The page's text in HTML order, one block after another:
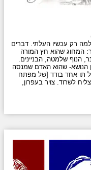
רק עכשיו העלתי. דברים
המחוג שהוא חץ המורה
7. העין, הנר, הנוף שלמטה, הבניינים.
הנושא- שהוא האדם שמנסה
תו אחד בודד [של מפתח
לשרוד. צויר בעפרון,